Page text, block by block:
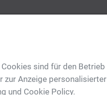
FL
sind für den Betrieb
zur Anzeige personalisierter
und Cookie Policy.